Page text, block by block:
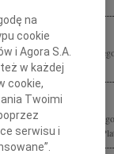
powodu śmierci
prezesa
1995, współzałożyciela
na
cookie
i Agora S.A.
w każdej
cookie,
Twoimi
serwisu i